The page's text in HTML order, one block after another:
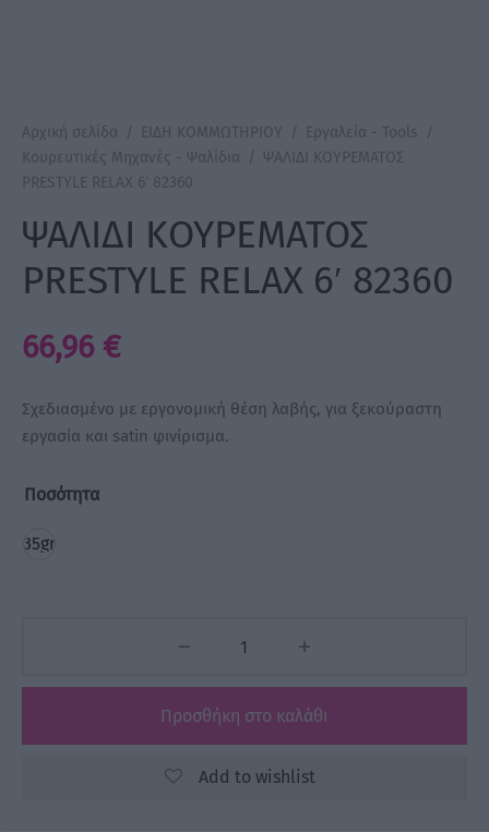
Αρχική σελίδα / ΕΙΔΗ ΚΟΜΜΩΤΗΡΙΟΥ / Εργαλεία - Tools /
Κουρευτικές Μηχανές - Ψαλίδια / ΨΑΛΙΔΙ ΚΟΥΡΕΜΑΤΟΣ
PRESTYLE RELAX 6′ 82360
ΨΑΛΙΔΙ ΚΟΥΡΕΜΑΤΟΣ
PRESTYLE RELAX 6′ 82360
66,96 €
Σχεδιασμένο με εργονομική θέση λαβής, για ξεκούραστη
εργασία και satin φινίρισμα.
Ποσότητα
35gr
Προσθήκη στο καλάθι
Add to wishlist
Xanitalia